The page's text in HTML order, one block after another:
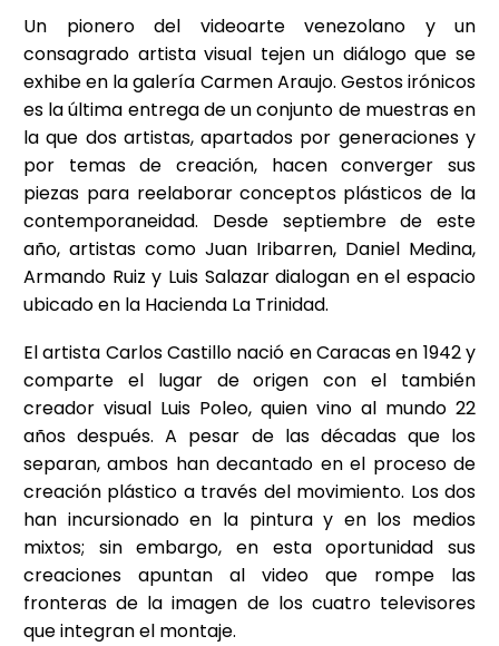
Un pionero del videoarte venezolano y un
consagrado artista visual tejen un diálogo que se
exhibe en la galería Carmen Araujo. Gestos irónicos
es la última entrega de un conjunto de muestras en
la que dos artistas, apartados por generaciones y
por temas de creación, hacen converger sus
piezas para reelaborar conceptos plásticos de la
contemporaneidad. Desde septiembre de este
año, artistas como Juan Iribarren, Daniel Medina,
Armando Ruiz y Luis Salazar dialogan en el espacio
ubicado en la Hacienda La Trinidad.
El artista Carlos Castillo nació en Caracas en 1942 y
comparte el lugar de origen con el también
creador visual Luis Poleo, quien vino al mundo 22
años después. A pesar de las décadas que los
separan, ambos han decantado en el proceso de
creación plástico a través del movimiento. Los dos
han incursionado en la pintura y en los medios
mixtos; sin embargo, en esta oportunidad sus
creaciones apuntan al video que rompe las
fronteras de la imagen de los cuatro televisores
que integran el montaje.